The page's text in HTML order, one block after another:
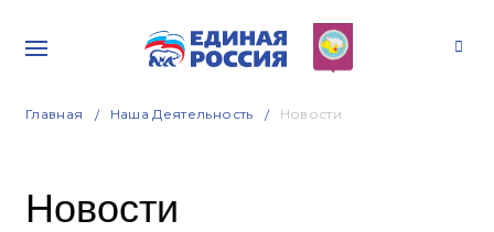
Главная Наша Деятельность Новости
Новости